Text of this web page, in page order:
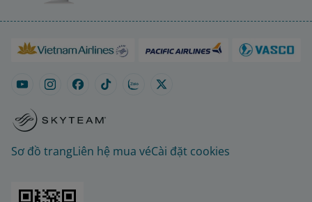
Sơ đồ trangLiên hệ mua véCài đặt cookies